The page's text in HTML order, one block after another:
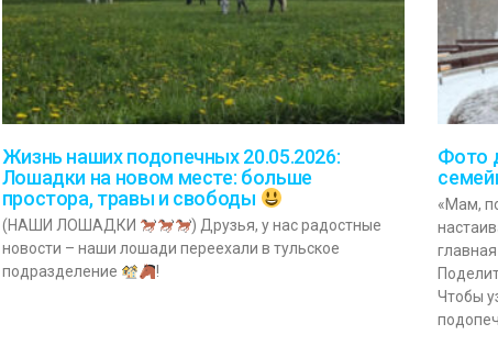
Жизнь наших подопечных 20.05.2026:
Лошадки на новом месте: больше
простора, травы и свободы
(НАШИ ЛОШАДКИ
) Друзья, у нас радостные
новости – наши лошади переехали в тульское
подразделение
!
Фото
«Мам,
Чтобы